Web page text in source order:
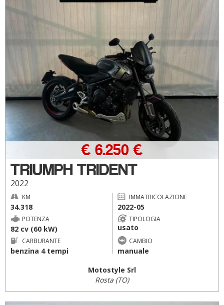
TRIUMPH TRIDENT
2022
€ 6.250 €
KM
34.318
IMMATRICOLAZIONE
2022-05
POTENZA
82 cv (60 kW)
TIPOLOGIA
usato
CARBURANTE
benzina 4 tempi
CAMBIO
manuale
Motostyle Srl
Rosta (TO)